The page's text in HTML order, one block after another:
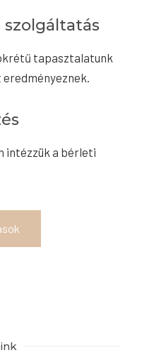
szolgáltatás
tapasztalatunk
intézzük a bérleti